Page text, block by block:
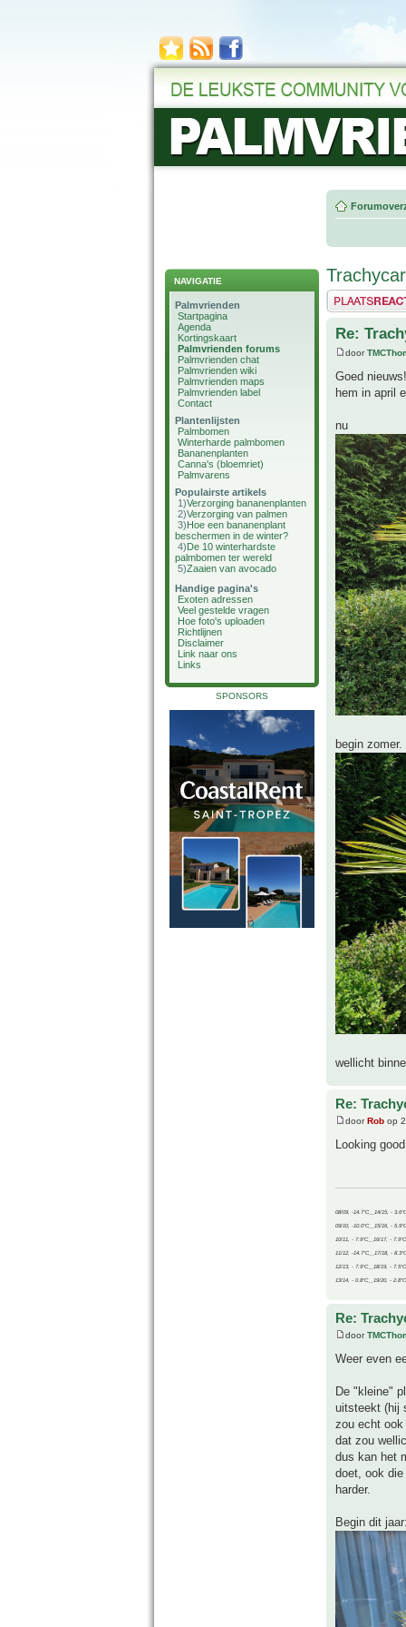
NAVIGATIE
Palmvrienden
Startpagina
Agenda
Kortingskaart
Palmvrienden forums
Palmvrienden chat
Palmvrienden wiki
Palmvrienden maps
Palmvrienden label
Contact
Plantenlijsten
Palmbomen
Winterharde palmbomen
Bananenplanten
Canna's (bloemriet)
Palmvarens
Populairste artikels
1)Verzorging bananenplanten
2)Verzorging van palmen
3)Hoe een bananenplant
beschermen in de winter?
4)De 10 winterhardste
palmbomen ter wereld
5)Zaaien van avocado
Handige pagina's
Exoten adressen
Veel gestelde vragen
Hoe foto's uploaden
Richtlijnen
Disclaimer
Link naar ons
Links
SPONSORS
Plaats een reactie
Re:
door
Goed
hem in april
nu
begin zomer.
wellicht
Re:
doorRob op
Looking
08/09, -14.7°C__14/15, -
09/10, -10.0°C__15/16, -
10/11, - 7.9°C__16/17, -
11/12, -14.7°C__17/18, -
12/13, - 7.9°C__18/19, - 7.5°C
13/14, - 0.8°C__19/20, - 2.8°C
Re:
door
Weer even
De "kleine"
uitsteekt (hij
zou echt
dat zou
dus kan het
doet, ook
harder.
Begin dit